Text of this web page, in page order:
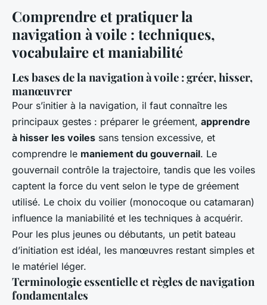
Comprendre et pratiquer la
navigation à voile : techniques,
vocabulaire et maniabilité
Les bases de la navigation à voile : gréer, hisser,
manœuvrer
Pour s’initier à la navigation, il faut connaître les
principaux gestes : préparer le gréement, apprendre
à hisser les voiles sans tension excessive, et
comprendre le maniement du gouvernail. Le
gouvernail contrôle la trajectoire, tandis que les voiles
captent la force du vent selon le type de gréement
utilisé. Le choix du voilier (monocoque ou catamaran)
influence la maniabilité et les techniques à acquérir.
Pour les plus jeunes ou débutants, un petit bateau
d’initiation est idéal, les manœuvres restant simples et
le matériel léger.
Terminologie essentielle et règles de navigation
fondamentales